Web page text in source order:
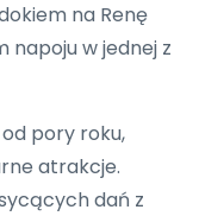
na Renę
napoju w jednej z
pory roku,
atrakcje.
dań z